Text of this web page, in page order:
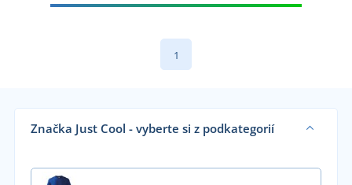
1
Značka Just Cool - vyberte si z podkategorií